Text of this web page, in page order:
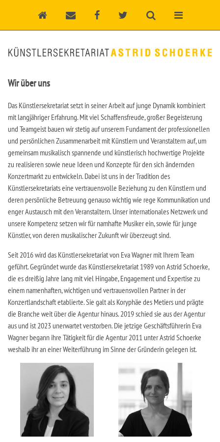
Wir über uns
Das Künstlersekretariat setzt in seiner Arbeit auf junge Dynamik kombiniert
mit langjähriger Erfahrung. Mit viel Schaffensfreude, großer Begeisterung
und Teamgeist bauen wir stetig auf unserem Fundament der professionellen
und persönlichen Zusammenarbeit mit Künstlern und Veranstaltern auf, um
gemeinsam musikalisch spannende und künstlerisch hochwertige Projekte
zu realisieren sowie neue Ideen und Konzepte für den sich ändernden
Konzertmarkt zu entwickeln. Dabei ist uns in der Tradition des
Künstlersekretariats eine vertrauensvolle Beziehung zu den Künstlern und
deren persönliche Betreuung genauso wichtig wie rege Kommunikation und
enger Austausch mit den Veranstaltern. Unser internationales Netzwerk und
unsere Kompetenz setzen wir für namhafte Musiker ein, sowie für junge
Künstler, von deren musikalischer Zukunft wir überzeugt sind.
Seit 2016 wird das Künstlersekretariat von Eva Wagner mit Ihrem Team
geführt. Gegründet wurde das Künstlersekretariat 1989 von Astrid Schoerke,
die es dreißig Jahre lang mit viel Hingabe, Engagement und Expertise zu
einem namenhaften, wichtigen und vertrauensvollen Partner in der
Konzertlandschaft etablierte. Sie galt als Koryphäe des Metiers und prägte
die Branche weit über die Agentur hinaus. 2019 schied sie aus der Agentur
aus und ist 2023 unerwartet verstorben. Die jetzige Geschäftsführerin Eva
Wagner begann ihre Tätigkeit für die Agentur 2011 unter Astrid Schoerke
weshalb ihr an einer Weiterführung im Sinne der Gründerin gelegen ist.